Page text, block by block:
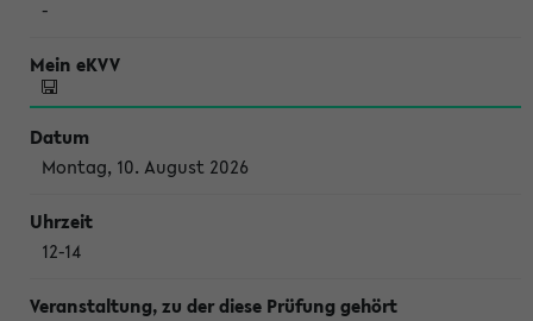
-
Montag, 10. August 2026
12-14